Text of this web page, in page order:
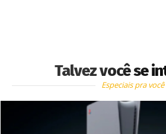
Talvez você se
Especiais pra você